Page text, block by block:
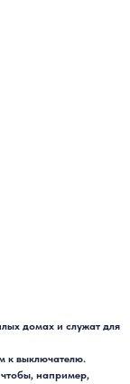
домах и служат для
к выключателю.
чтобы, например,